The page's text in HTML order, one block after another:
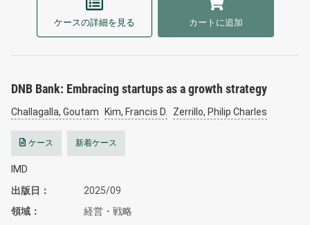
ケースの詳細を見る カートに追加
DNB Bank: Embracing startups as a growth strategy
Challagalla, Goutam Kim, Francis D. Zerrillo, Philip Charles
ケース 新着ケース
IMD
出版日
2025/09
領域
経営・戦略